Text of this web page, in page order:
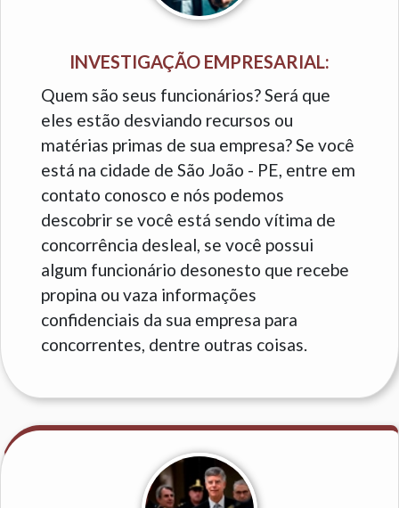
INVESTIGAÇÃO EMPRESARIAL:
Quem são seus funcionários? Será que
eles estão desviando recursos ou
matérias primas de sua empresa? Se você
está na cidade de São João - PE, entre em
contato conosco e nós podemos
descobrir se você está sendo vítima de
concorrência desleal, se você possui
algum funcionário desonesto que recebe
propina ou vaza informações
confidenciais da sua empresa para
concorrentes, dentre outras coisas.